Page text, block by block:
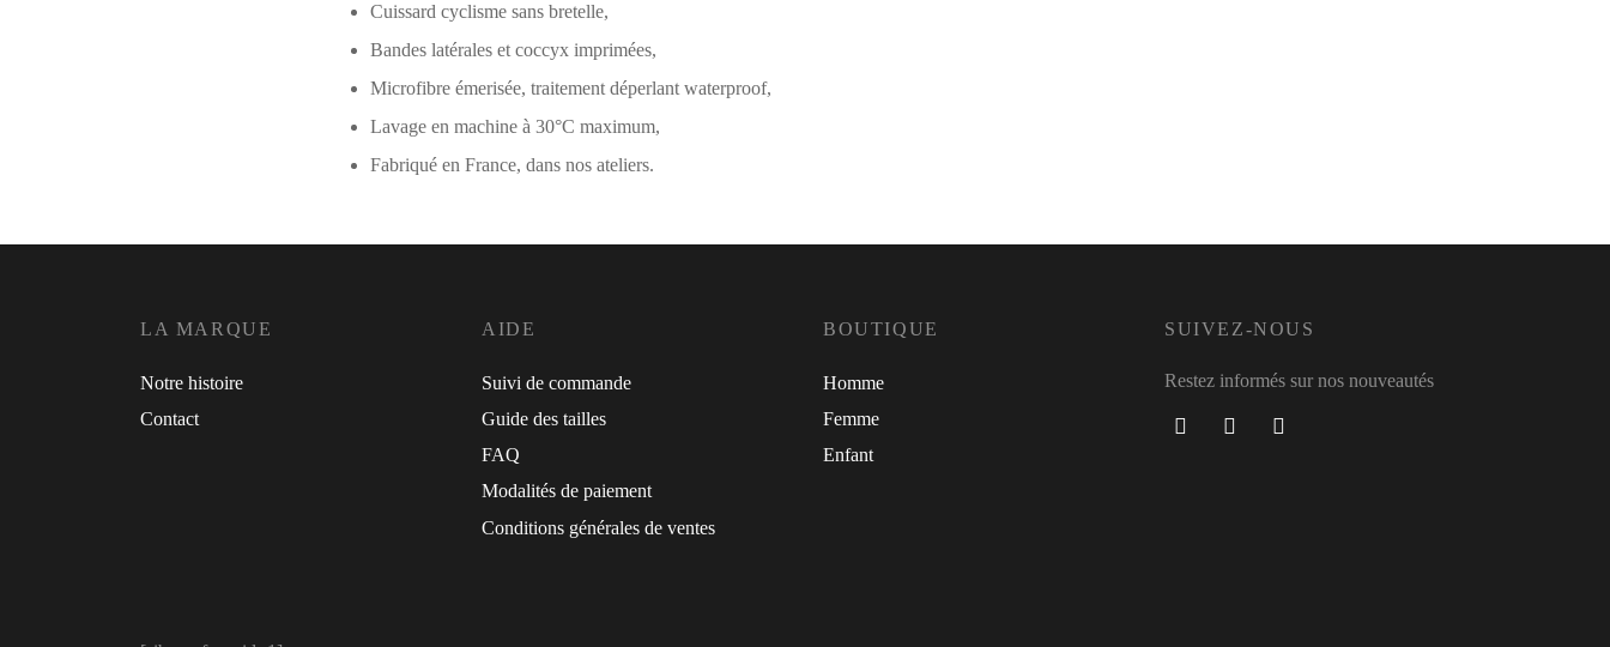
Cuissard cyclisme sans bretelle,
Bandes latérales et coccyx imprimées,
Microfibre émerisée, traitement déperlant waterproof,
Lavage en machine à 30°C maximum,
Fabriqué en France, dans nos ateliers.
LA MARQUE
Notre histoire
Contact
AIDE
Suivi de commande
Guide des tailles
FAQ
Modalités de paiement
Conditions générales de ventes
BOUTIQUE
Homme
Femme
Enfant
SUIVEZ-NOUS
Restez informés sur nos nouveautés